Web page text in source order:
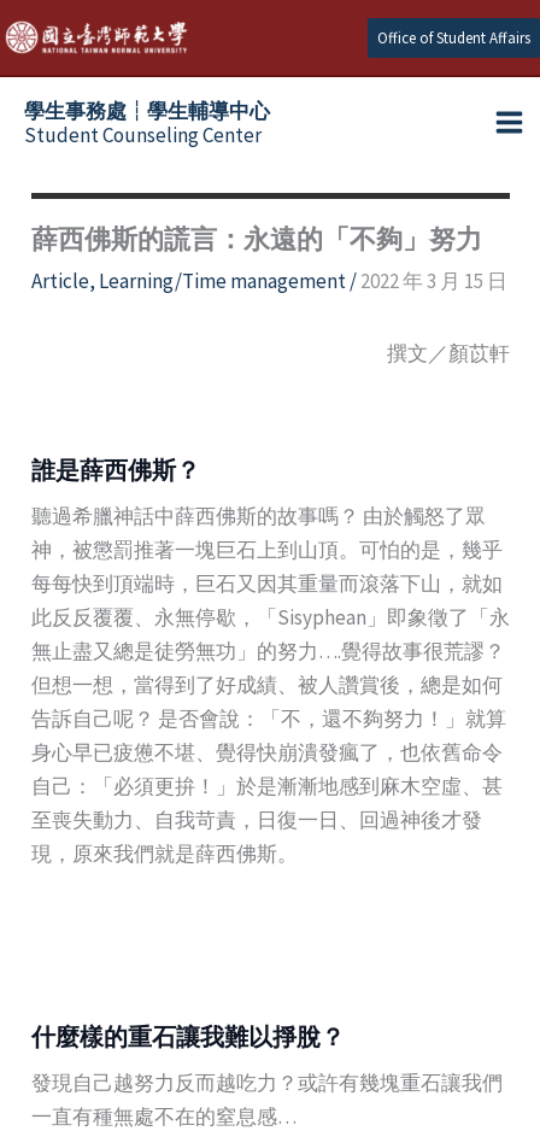
Skip
to
content
Office of Student Affairs
學生事務處┆學生輔導中心
Student Counseling Center
薛西佛斯的謊言：永遠的「不夠」努力
Article, Learning/Time management/2022 年 3 月 15 日
撰文／顏苡軒
誰是薛西佛斯？
聽過希臘神話中薛西佛斯的故事嗎？ 由於觸怒了眾
神，被懲罰推著一塊巨石上到山頂。可怕的是，幾乎
每每快到頂端時，巨石又因其重量而滾落下山，就如
此反反覆覆、永無停歇，「Sisyphean」即象徵了「永
無止盡又總是徒勞無功」的努力….覺得故事很荒謬？
但想一想，當得到了好成績、被人讚賞後，總是如何
告訴自己呢？ 是否會說：「不，還不夠努力！」就算
身心早已疲憊不堪、覺得快崩潰發瘋了，也依舊命令
自己：「必須更拚！」於是漸漸地感到麻木空虛、甚
至喪失動力、自我苛責，日復一日、回過神後才發
現，原來我們就是薛西佛斯。
什麼樣的重石讓我難以掙脫？
發現自己越努力反而越吃力？或許有幾塊重石讓我們
一直有種無處不在的窒息感…